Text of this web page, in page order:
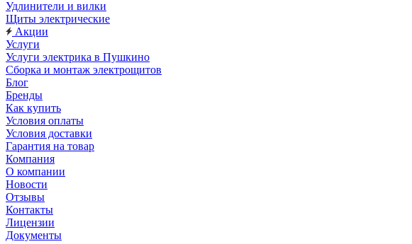
Удлинители и вилки
Щиты электрические
Акции
Услуги
Услуги электрика в Пушкино
Сборка и монтаж электрощитов
Блог
Бренды
Как купить
Условия оплаты
Условия доставки
Гарантия на товар
Компания
О компании
Новости
Отзывы
Контакты
Лицензии
Документы